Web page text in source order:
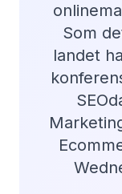
Som
landet